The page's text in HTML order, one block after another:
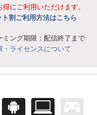
得にご利用いただけます。
ト割ご利用方法はこちら
ミング期限：配信終了まで
・ライセンスについて